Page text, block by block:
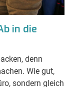
in die
denn
Wie gut,
sondern gleich